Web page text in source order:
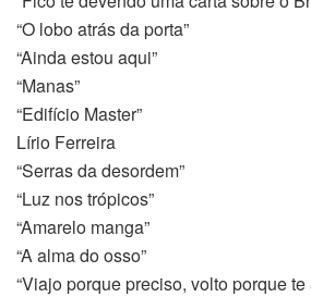
“O lobo atrás da porta”
“Ainda estou aqui”
“Manas”
“Edifício Master”
Lírio Ferreira
“Serras da desordem”
“Luz nos trópicos”
“Amarelo manga”
“A alma do osso”
“Viajo porque preciso, volto porque te